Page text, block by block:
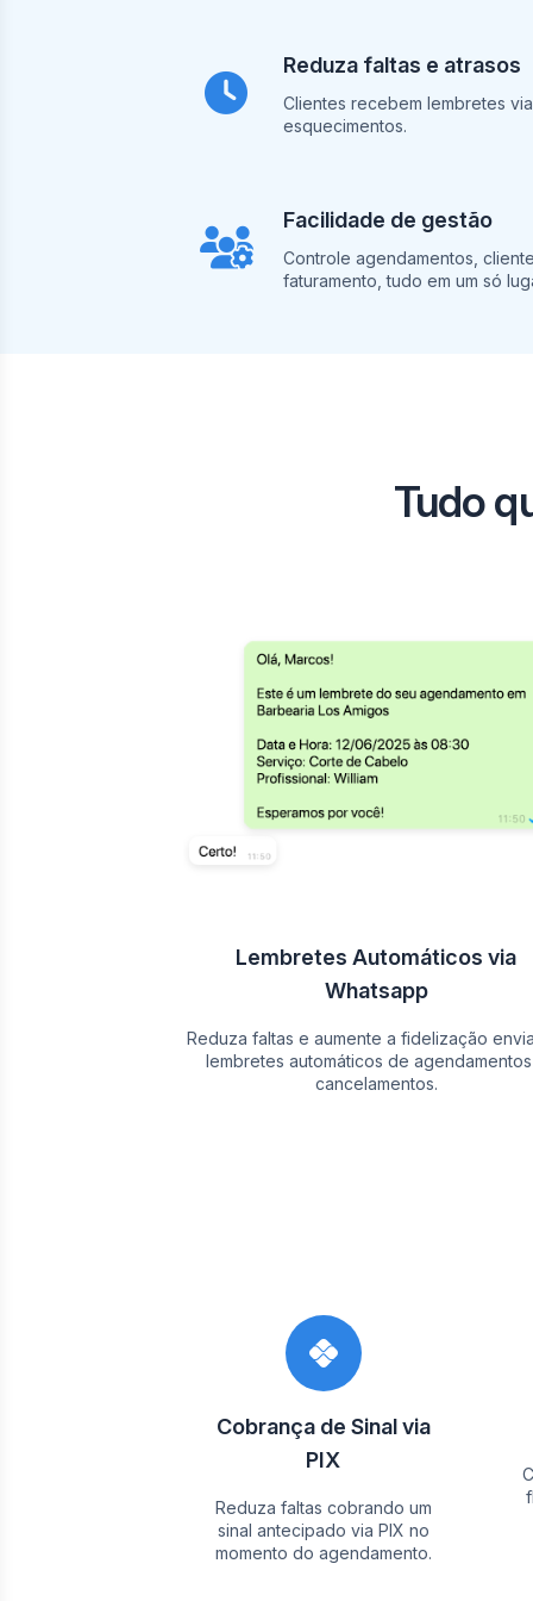
Reduza faltas e atrasos
Clientes recebem lembretes
esquecimentos.
Facilidade de gestão
Controle agendamentos,
faturamento, tudo em um só
Tudo
Lembretes Automáticos via
Whatsapp
Reduza faltas e aumente a fidelização
lembretes automáticos de
cancelamentos.
Cobrança de Sinal via
PIX
Reduza faltas cobrando um
sinal antecipado via PIX no
momento do agendamento.